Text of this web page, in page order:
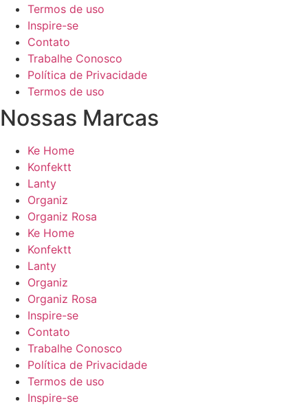
Termos de uso
Inspire-se
Contato
Trabalhe Conosco
Política de Privacidade
Termos de uso
Nossas Marcas
Ke Home
Konfektt
Lanty
Organiz
Organiz Rosa
Ke Home
Konfektt
Lanty
Organiz
Organiz Rosa
Inspire-se
Contato
Trabalhe Conosco
Política de Privacidade
Termos de uso
Inspire-se